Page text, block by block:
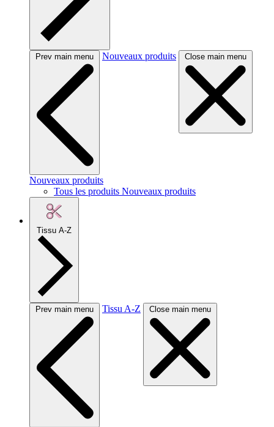
Prev main menu Nouveaux produits Close main menu
Nouveaux produits
Tous les produits Nouveaux produits
Tissu A-Z
Prev main menu Tissu A-Z Close main menu